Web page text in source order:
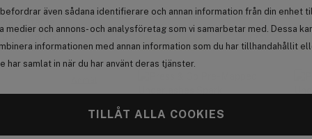
även sådana identifierare och annan information från din enhet
medier och annons- och analysföretag som vi samarbetar med. Dessa
informationen med annan information som du har tillhandahållit
har samlat in när du har använt deras tjänster.
TILLÅT ALLA COOKIES
Få 10% bonus Få
och pengar